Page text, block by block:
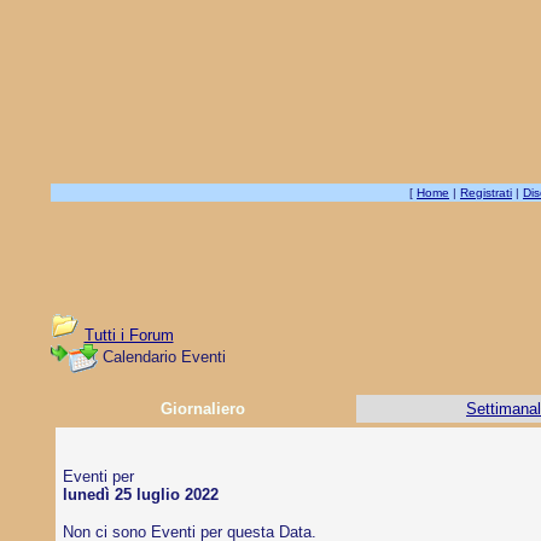
[ Home | Registrati |
Tutti i Forum
Calendario Eventi
Giornaliero
Eventi per
lunedì 25 luglio 2022
Non ci sono Eventi per questa Data.